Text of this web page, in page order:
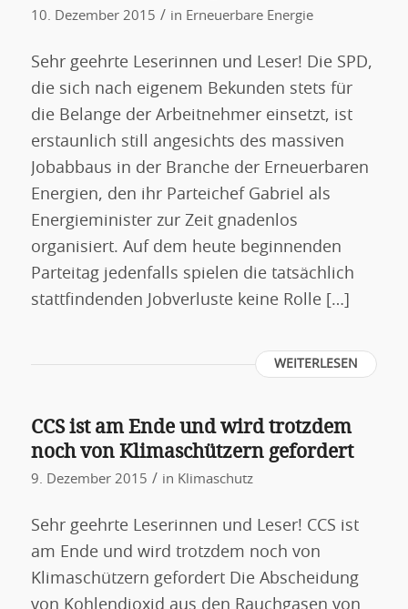
10. Dezember 2015 / in Erneuerbare Energie
Sehr geehrte Leserinnen und Leser! Die SPD,
die sich nach eigenem Bekunden stets für
die Belange der Arbeitnehmer einsetzt, ist
erstaunlich still angesichts des massiven
Jobabbaus in der Branche der Erneuerbaren
Energien, den ihr Parteichef Gabriel als
Energieminister zur Zeit gnadenlos
organisiert. Auf dem heute beginnenden
Parteitag jedenfalls spielen die tatsächlich
stattfindenden Jobverluste keine Rolle […]
WEITERLESEN
CCS ist am Ende und wird trotzdem
noch von Klimaschützern gefordert
9. Dezember 2015 / in Klimaschutz
Sehr geehrte Leserinnen und Leser! CCS ist
am Ende und wird trotzdem noch von
Klimaschützern gefordert Die Abscheidung